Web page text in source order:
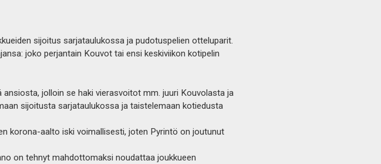
sijoitus sarjataulukossa ja pudotuspelien otteluparit.
joko perjantain Kouvot tai ensi keskiviikon kotipelin
jolloin se haki vierasvoitot mm. juuri Kouvolasta ja
sijoitusta sarjataulukossa ja taistelemaan kotiedusta
korona-aalto iski voimallisesti, joten Pyrintö on joutunut
on tehnyt mahdottomaksi noudattaa joukkueen